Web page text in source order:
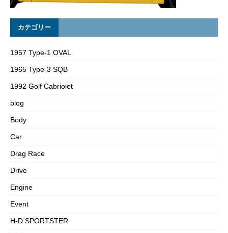
カテゴリー
1957 Type-1 OVAL
1965 Type-3 SQB
1992 Golf Cabriolet
blog
Body
Car
Drag Race
Drive
Engine
Event
H-D SPORTSTER